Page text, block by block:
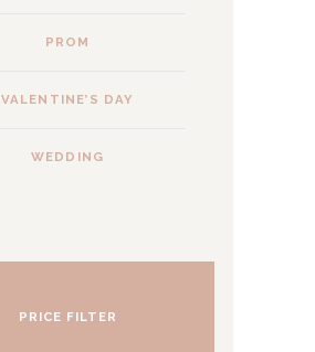
PROM
VALENTINE’S DAY
WEDDING
PRICE FILTER